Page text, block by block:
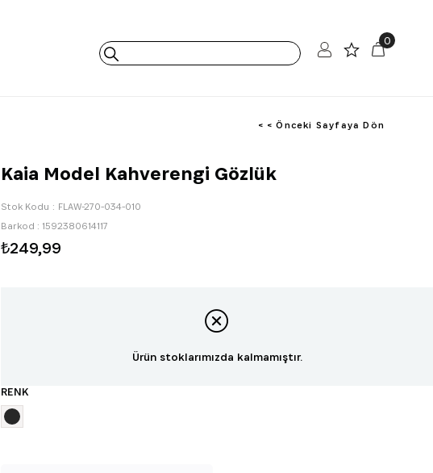
0
< < Önceki Sayfaya Dön
Kaia Model Kahverengi Gözlük
Stok Kodu
FLAW-270-034-010
Barkod : 1592380614117
₺249,99
Ürün stoklarımızda kalmamıştır.
RENK